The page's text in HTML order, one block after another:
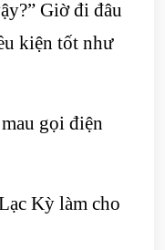
Giờ đi đâu
kiện tốt như
gọi điện
Kỳ làm cho